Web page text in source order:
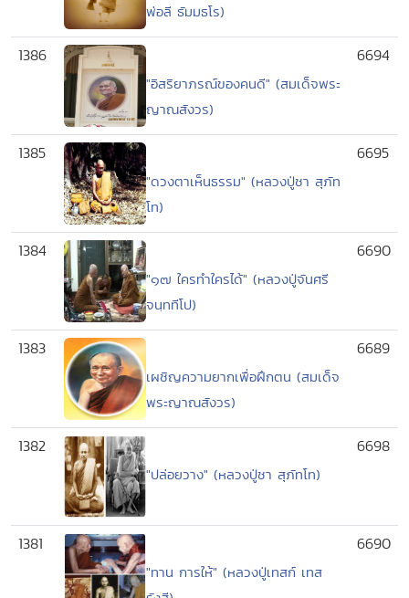
พ่อลี ธัมมธโร)
1386
"อิสริยาภรณ์ของคนดี" (สมเด็จพระ
ญาณสังวร)
6694
1385
"ดวงตาเห็นธรรม" (หลวงปู่ชา สุภัท
โท)
6695
1384
"๑๗ ใครทำใครได้" (หลวงปู่จันศรี
จนฺททีโป)
6690
1383
เผชิญความยากเพื่อฝึกตน (สมเด็จ
พระญาณสังวร)
6689
1382
"ปล่อยวาง" (หลวงปู่ชา สุภัทโท)
6698
1381
"ทาน การให้" (หลวงปู่เทสก์ เทส
6690